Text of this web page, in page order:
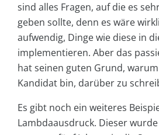
sind alles Fragen, auf die es
geben sollte, denn es wäre
aufwendig, Dinge wie diese in
implementieren. Aber das
hat seinen guten Grund,
Kandidat bin, darüber zu
Es gibt noch ein weiteres
Lambdaausdruck. Dieser